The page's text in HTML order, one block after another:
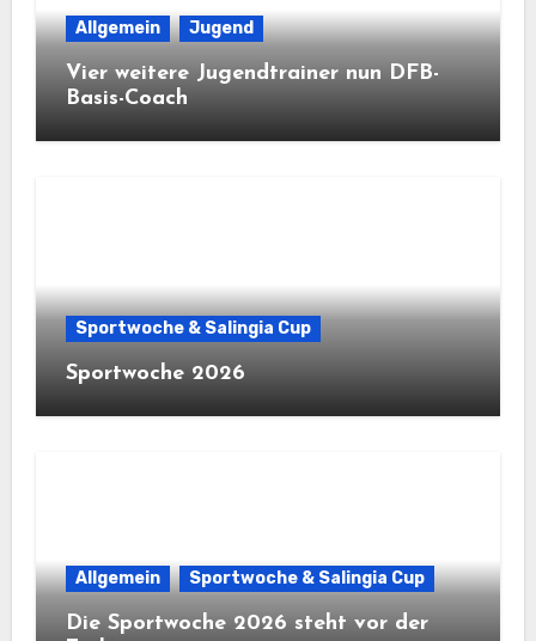
Allgemein Jugend
Vier weitere Jugendtrainer nun DFB-
Basis-Coach
Sportwoche & Salingia Cup
Sportwoche 2026
Allgemein Sportwoche & Salingia Cup
Die Sportwoche 2026 steht vor der